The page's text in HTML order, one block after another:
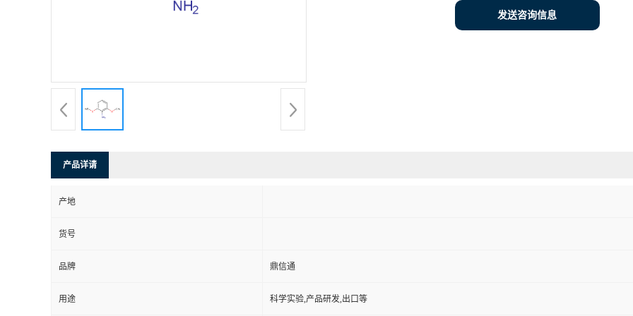
发送咨询信息
产品详请
产地
货号
品牌 鼎信通
用途 科学实验,产品研发,出口等